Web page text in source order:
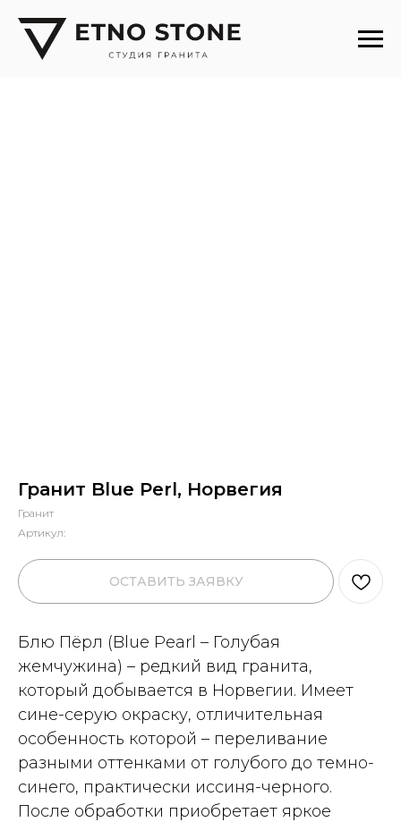
Гранит Blue Perl, Норвегия
Гранит
Артикул:
ОСТАВИТЬ ЗАЯВКУ
Блю Пёрл (Blue Pearl – Голубая
жемчужина) – редкий вид гранита,
который добывается в Норвегии. Имеет
сине-серую окраску, отличительная
особенность которой – переливание
разными оттенками от голубого до темно-
синего, практически иссиня-черного.
После обработки приобретает яркое